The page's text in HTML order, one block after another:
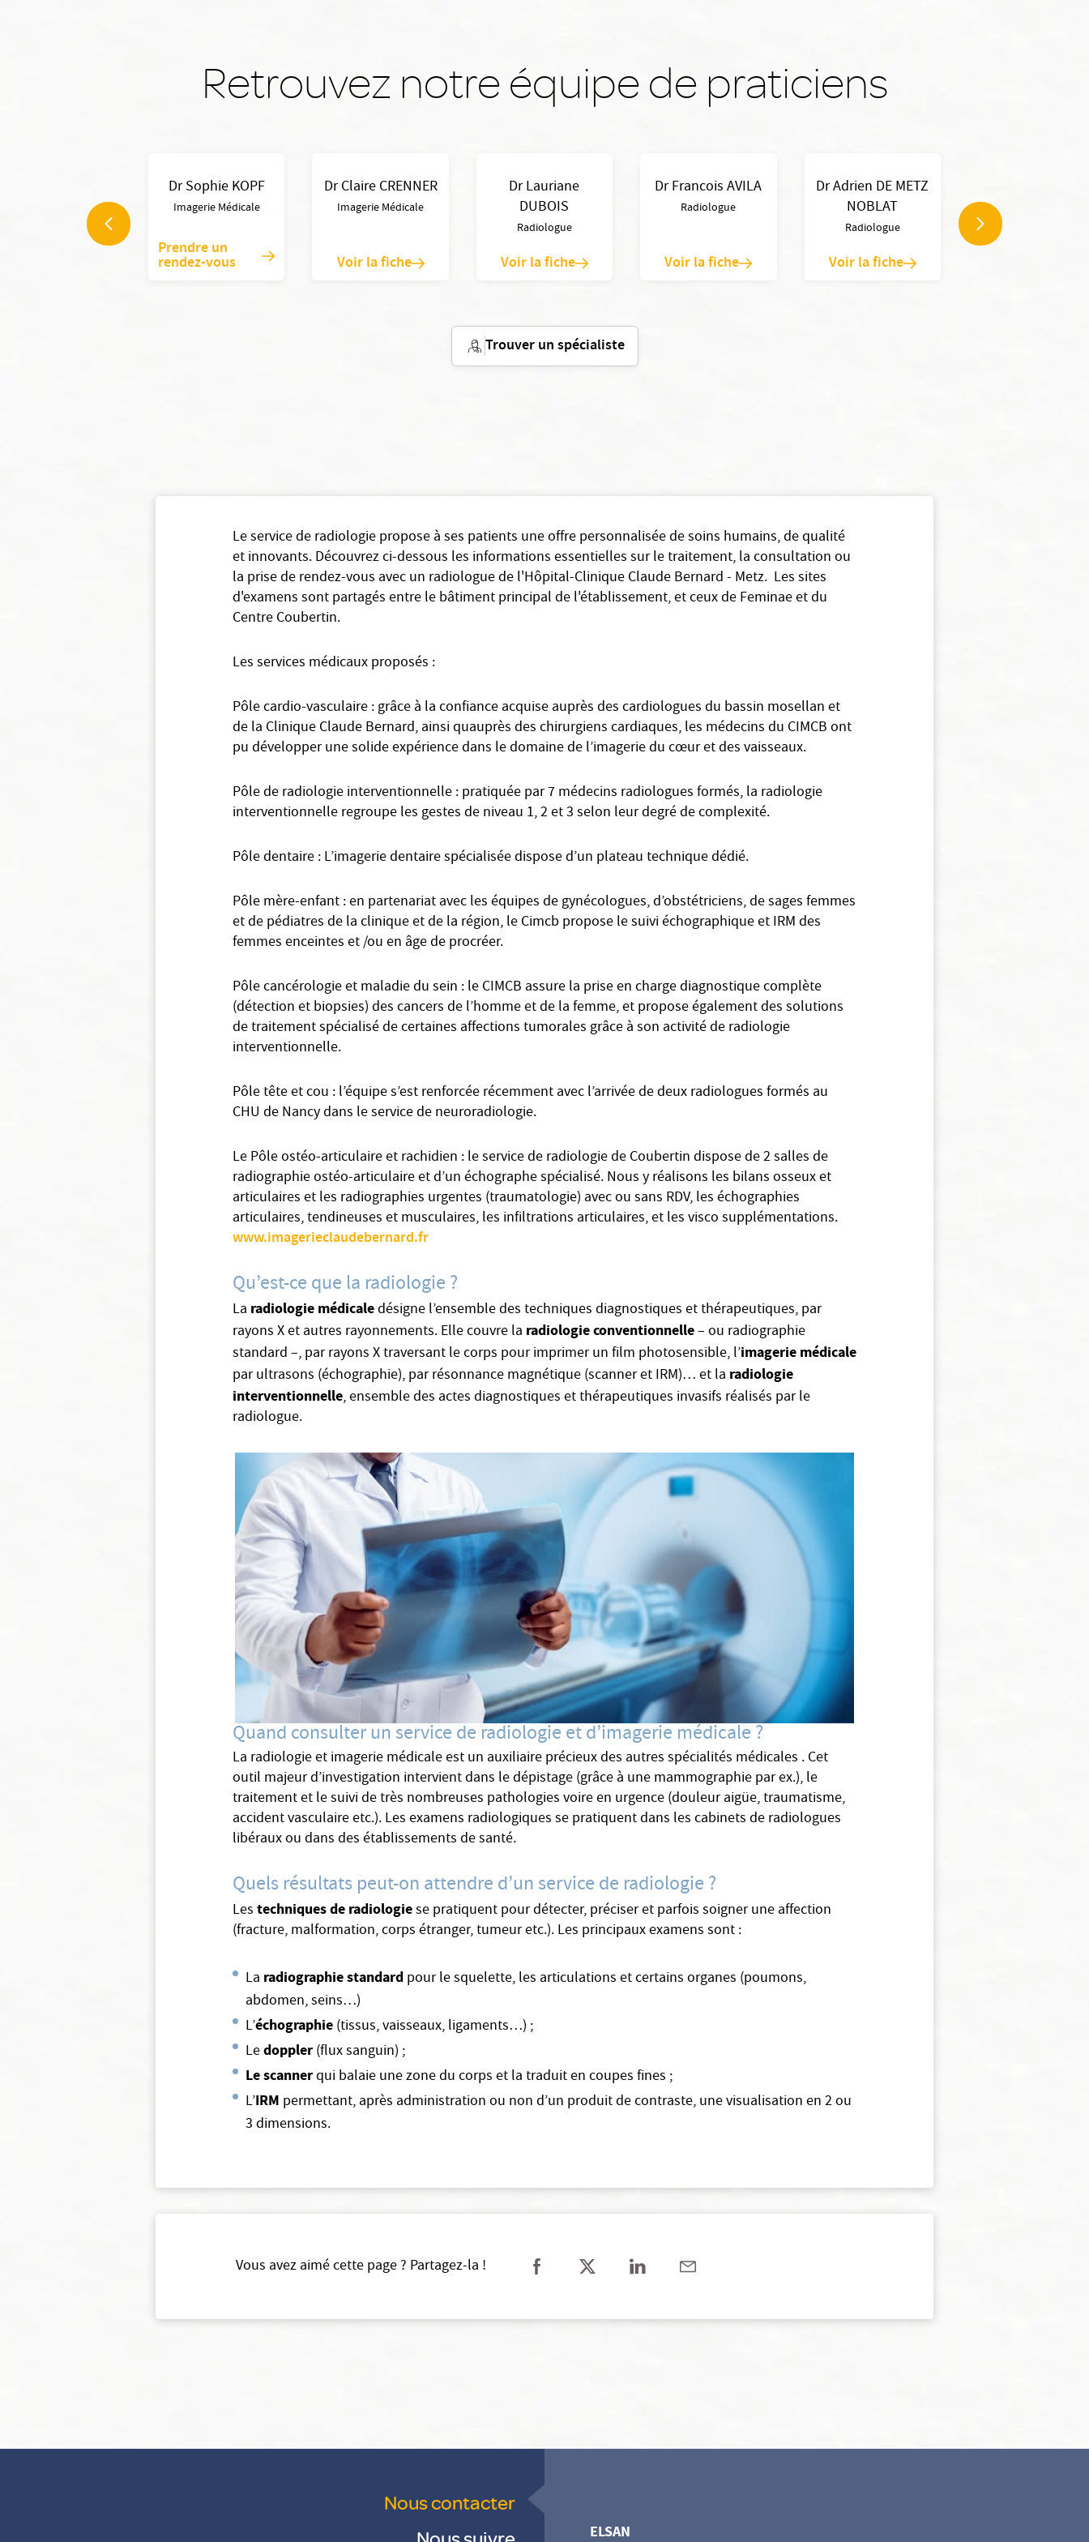
fonctionnement, à en mesurer la fréquentation et, avec votre
Retrouvez notre équipe de praticiens
Dr Sophie KOPF
Imagerie Médicale
Prendre un
rendez-vous
Dr Claire CRENNER
Imagerie Médicale
Voir la fiche
Dr Lauriane
DUBOIS
Radiologue
Voir la fiche
Dr Francois AVILA
Radiologue
Voir la fiche
Dr Adrien DE METZ
NOBLAT
Radiologue
Voir la fiche
KARRENBAUER
Imagerie Médicale
GANNE
Trouver un spécialiste
Le service de radiologie propose à ses patients une offre personnalisée de soins humains, de qualité
et innovants. Découvrez ci-dessous les informations essentielles sur le traitement, la consultation ou
la prise de rendez-vous avec un radiologue de l'Hôpital-Clinique Claude Bernard - Metz. Les sites
d'examens sont partagés entre le bâtiment principal de l'établissement, et ceux de Feminae et du
Centre Coubertin.
Les services médicaux proposés :
Pôle cardio-vasculaire : grâce à la confiance acquise auprès des cardiologues du bassin mosellan et
de la Clinique Claude Bernard, ainsi quauprès des chirurgiens cardiaques, les médecins du CIMCB ont
pu développer une solide expérience dans le domaine de l’imagerie du cœur et des vaisseaux.
Pôle de radiologie interventionnelle : pratiquée par 7 médecins radiologues formés, la radiologie
interventionnelle regroupe les gestes de niveau 1, 2 et 3 selon leur degré de complexité.
Pôle dentaire : L’imagerie dentaire spécialisée dispose d’un plateau technique dédié.
Pôle mère-enfant : en partenariat avec les équipes de gynécologues, d’obstétriciens, de sages femmes
et de pédiatres de la clinique et de la région, le Cimcb propose le suivi échographique et IRM des
femmes enceintes et /ou en âge de procréer.
Pôle cancérologie et maladie du sein : le CIMCB assure la prise en charge diagnostique complète
(détection et biopsies) des cancers de l’homme et de la femme, et propose également des solutions
de traitement spécialisé de certaines affections tumorales grâce à son activité de radiologie
interventionnelle.
Pôle tête et cou : l’équipe s’est renforcée récemment avec l’arrivée de deux radiologues formés au
CHU de Nancy dans le service de neuroradiologie.
Le Pôle ostéo-articulaire et rachidien : le service de radiologie de Coubertin dispose de 2 salles de
radiographie ostéo-articulaire et d’un échographe spécialisé. Nous y réalisons les bilans osseux et
articulaires et les radiographies urgentes (traumatologie) avec ou sans RDV, les échographies
articulaires, tendineuses et musculaires, les infiltrations articulaires, et les visco supplémentations.
www.imagerieclaudebernard.fr
Qu’est-ce que la radiologie ?
La radiologie médicaledésigne l’ensemble des techniques diagnostiques et thérapeutiques, par
rayons X et autres rayonnements. Elle couvre la radiologie conventionnelle– ou radiographie
standard –, par rayons X traversant le corps pour imprimer un film photosensible, l’imagerie médicale
par ultrasons (échographie), par résonnance magnétique (scanner et IRM)… et la radiologie
interventionnelle, ensemble des actes diagnostiques et thérapeutiques invasifs réalisés par le
radiologue.
Quand consulter un service de radiologie et d’imagerie médicale ?
La radiologie et imagerie médicale est un auxiliaire précieux des autres spécialités médicales . Cet
outil majeur d’investigation intervient dans le dépistage (grâce à une mammographie par ex.), le
traitement et le suivi de très nombreuses pathologies voire en urgence (douleur aigüe, traumatisme,
accident vasculaire etc.). Les examens radiologiques se pratiquent dans les cabinets de radiologues
libéraux ou dans des établissements de santé.
Quels résultats peut-on attendre d’un service de radiologie ?
Les techniques de radiologiese pratiquent pour détecter, préciser et parfois soigner une affection
(fracture, malformation, corps étranger, tumeur etc.). Les principaux examens sont :
La radiographie standard pour le squelette, les articulations et certains organes (poumons,
abdomen, seins…)
L’échographie (tissus, vaisseaux, ligaments…) ;
Ledoppler (flux sanguin) ;
Le scannerqui balaie une zone du corps et la traduit en coupes fines ;
L’IRM permettant, après administration ou non d’un produit de contraste, une visualisation en 2 ou
3 dimensions.
Vous avez aimé cette page ? Partagez-la !
Nous contacter
ELSAN